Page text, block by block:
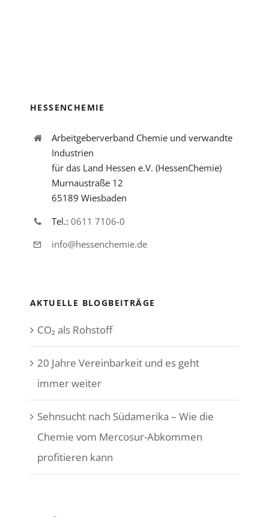
HESSENCHEMIE
Arbeitgeberverband Chemie und verwandte
Industrien
für das Land Hessen e.V. (HessenChemie)
Murnaustraße 12
65189 Wiesbaden
Tel.: 0611 7106-0
info@hessenchemie.de
AKTUELLE BLOGBEITRÄGE
CO₂ als Rohstoff
20 Jahre Vereinbarkeit und es geht
immer weiter
Sehnsucht nach Südamerika – Wie die
Chemie vom Mercosur-Abkommen
profitieren kann